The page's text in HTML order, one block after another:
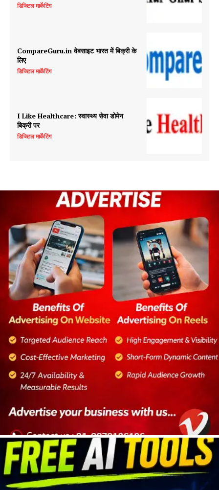
डिजिटल मार्केटिंग
CompareGuru.in वेबसाइट भारत में बिक्री के
लिए
डिजिटल मार्केटिंग
I Like Healthcare: स्वास्थ्य सेवा डोमेन
बिक्री पर
डिजिटल मार्केटिंग